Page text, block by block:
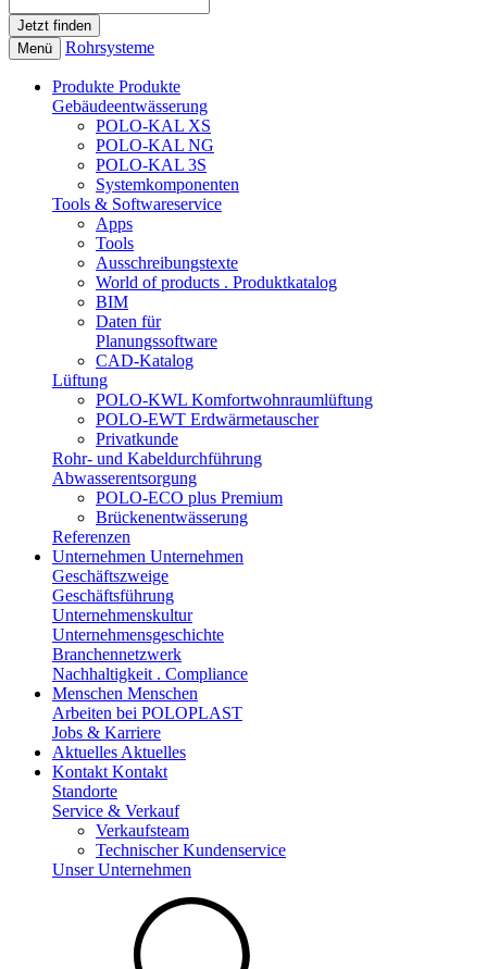
Menü Rohrsysteme
Produkte Produkte
Gebäudeentwässerung
POLO-KAL XS
POLO-KAL NG
POLO-KAL 3S
Systemkomponenten
Tools & Softwareservice
Apps
Tools
Ausschreibungstexte
World of products . Produktkatalog
BIM
Daten für
Planungssoftware
CAD-Katalog
Lüftung
POLO-KWL Komfortwohnraumlüftung
POLO-EWT Erdwärmetauscher
Privatkunde
Rohr- und Kabeldurchführung
Abwasserentsorgung
POLO-ECO plus Premium
Brückenentwässerung
Referenzen
Unternehmen Unternehmen
Geschäftszweige
Geschäftsführung
Unternehmenskultur
Unternehmensgeschichte
Branchennetzwerk
Nachhaltigkeit . Compliance
Menschen Menschen
Arbeiten bei POLOPLAST
Jobs & Karriere
Aktuelles Aktuelles
Kontakt Kontakt
Standorte
Service & Verkauf
Verkaufsteam
Technischer Kundenservice
Unser Unternehmen